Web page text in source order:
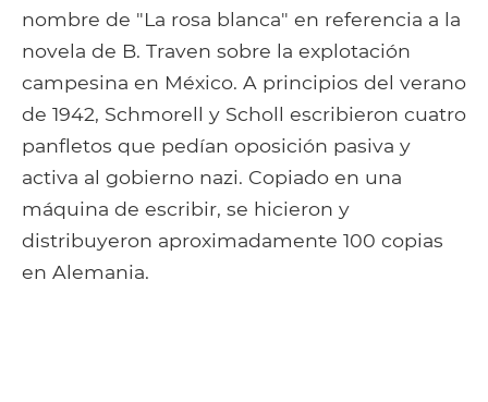
nombre de "La rosa blanca" en referencia a la
novela de B. Traven sobre la explotación
campesina en México. A principios del verano
de 1942, Schmorell y Scholl escribieron cuatro
panfletos que pedían oposición pasiva y
activa al gobierno nazi. Copiado en una
máquina de escribir, se hicieron y
distribuyeron aproximadamente 100 copias
en Alemania.